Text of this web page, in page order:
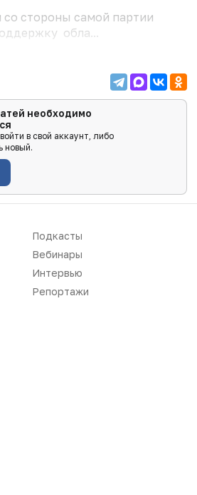
стороны самой партии
обла...
необходимо
в свой аккаунт, либо
новый.
Подкасты
Вебинары
Интервью
Репортажи